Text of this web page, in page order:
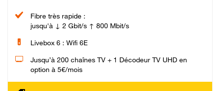
Fibre très rapide :
jusqu'à ↓ 2 Gbit/s ↑ 800 Mbit/s
Livebox 6 : Wifi 6E
Jusqu’à 200 chaînes TV + 1 Décodeur TV UHD en
option à 5€/mois